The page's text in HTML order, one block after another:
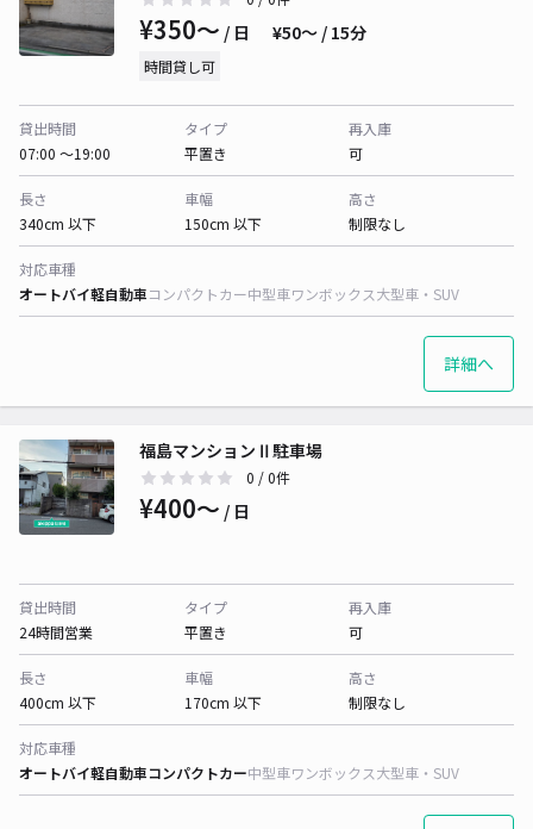
¥350〜 / 日 ¥50〜 / 15分
時間貸し可
貸出時間
07:00 〜19:00
タイプ
平置き
再入庫
可
長さ
340cm 以下
車幅
150cm 以下
高さ
制限なし
対応車種
オートバイ軽自動車コンパクトカー中型車ワンボックス大型車・SUV
詳細へ
福島マンションⅡ駐車場
0 / 0件
¥400〜 / 日
貸出時間
24時間営業
タイプ
平置き
再入庫
可
長さ
400cm 以下
車幅
170cm 以下
高さ
制限なし
対応車種
オートバイ軽自動車コンパクトカー中型車ワンボックス大型車・SUV